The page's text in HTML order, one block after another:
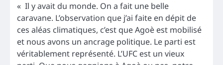
« Il y avait du monde. On a fait une belle
caravane. L’observation que j’ai faite en dépit de
ces aléas climatiques, c’est que Agoè est mobilisé
et nous avons un ancrage politique. Le parti est
véritablement représenté. L’UFC est un vieux